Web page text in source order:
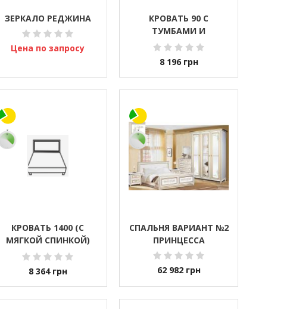
ЗЕРКАЛО РЕДЖИНА
Цена по запросу
КРОВАТЬ 90 С
ТУМБАМИ И
ВЫДВИЖНЫМИ
8 196 грн
КРОВАТЬ 1400 (С
МЯГКОЙ СПИНКОЙ)
ВИОЛА(VIOLA)
8 364 грн
СПАЛЬНЯ ВАРИАНТ №2
ПРИНЦЕССА
62 982 грн